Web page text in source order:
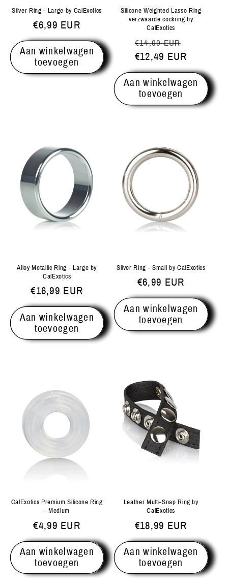
Silver Ring - Large by CalExotics
Normale
prijs
€6,99 EUR
Aan winkelwagen
toevoegen
Silicone Weighted Lasso Ring
verzwaarde cockring by
CalExotics
Normale
prijs
€14,00 EUR
€12,49 EUR
Aan winkelwagen
toevoegen
Alloy Metallic Ring - Large by
CalExotics
Normale
prijs
€16,99 EUR
Aan winkelwagen
toevoegen
Silver Ring - Small by CalExotics
Normale
prijs
€6,99 EUR
Aan winkelwagen
toevoegen
CalExotics Premium Silicone Ring
- Medium
Normale
prijs
€4,99 EUR
Aan winkelwagen
toevoegen
Leather Multi-Snap Ring by
CalExotics
Normale
prijs
€18,99 EUR
Aan winkelwagen
toevoegen